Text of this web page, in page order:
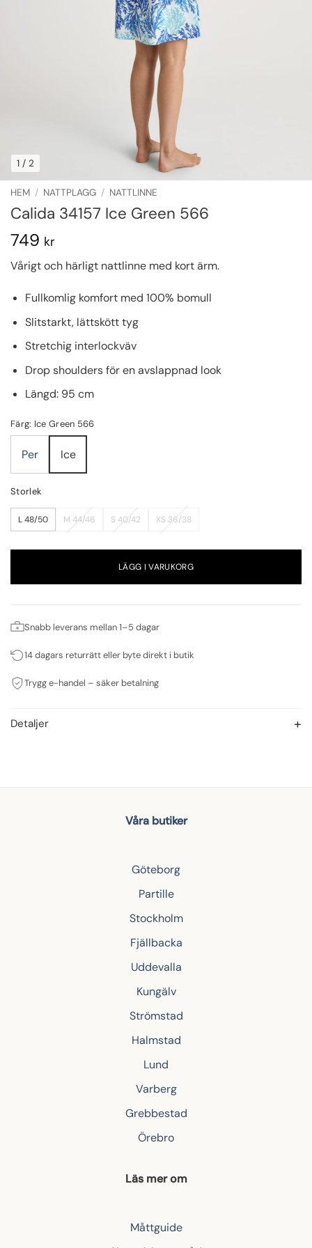
1 / 2
HEM / NATTPLAGG / NATTLINNE
Calida 34157 Ice Green 566
749 kr
Vårigt och härligt nattlinne med kort ärm.
Fullkomlig komfort med 100% bomull
Slitstarkt, lättskött tyg
Stretchig interlockväv
Drop shoulders för en avslappnad look
Längd: 95 cm
Färg: Ice Green 566
Per Ice
Storlek
L 48/50 M 44/46 S 40/42 XS 36/38
LÄGG I VARUKORG
Snabb leverans mellan 1–5 dagar
14 dagars returrätt eller byte direkt i butik
Trygg e-handel – säker betalning
Detaljer
Våra butiker
Göteborg
Partille
Stockholm
Fjällbacka
Uddevalla
Kungälv
Strömstad
Halmstad
Lund
Varberg
Grebbestad
Örebro
Läs mer om
Måttguide